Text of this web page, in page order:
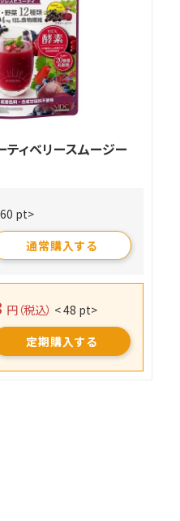
ティベリースムージー
pt>
通常購入する
円（税込） < 48 pt>
定期購入する